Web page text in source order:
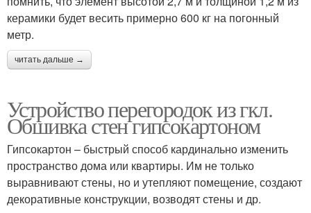
керамики будет весить примерно 600 кг на погонный
метр.
читать дальше →
Устройство перегородок из гкл.
Обшивка стен гипсокартоном
Гипсокартон – быстрый способ кардинально изменить
пространство дома или квартиры. Им не только
выравнивают стены, но и утепляют помещение, создают
декоративные конструкции, возводят стены и др.